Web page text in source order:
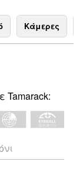
Κάμερες
Tamarack: